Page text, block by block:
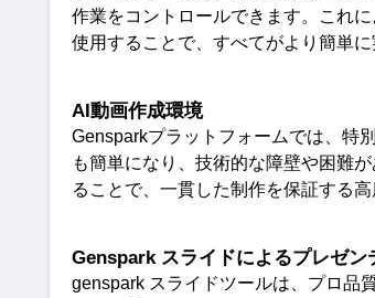
作業をコントロールできます。これ
使用することで、すべてがより簡単に
AI動画作成環境
Gensparkプラットフォームでは、特
も簡単になり、技術的な障壁や困難が
ることで、一貫した制作を保証する
Genspark スライドによるプレゼン
genspark スライドツールは、プロ品